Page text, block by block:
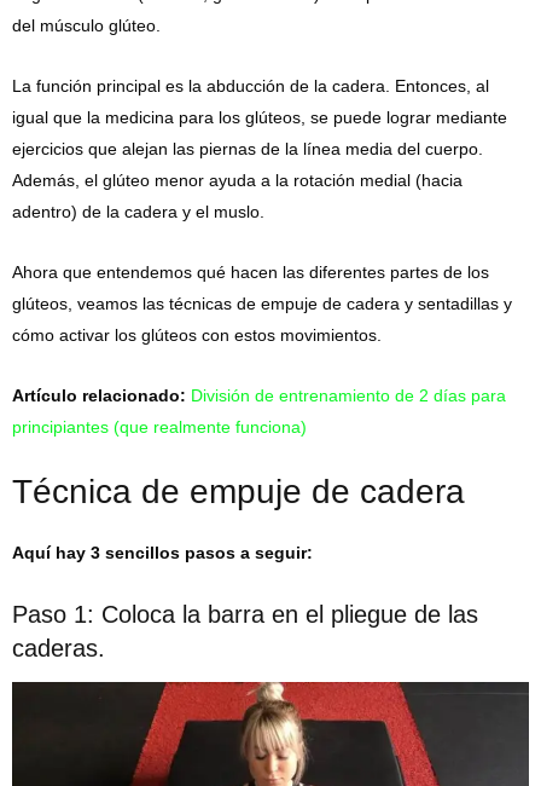
del músculo glúteo.
La función principal es la abducción de la cadera. Entonces, al
igual que la medicina para los glúteos, se puede lograr mediante
ejercicios que alejan las piernas de la línea media del cuerpo.
Además, el glúteo menor ayuda a la rotación medial (hacia
adentro) de la cadera y el muslo.
Ahora que entendemos qué hacen las diferentes partes de los
glúteos, veamos las técnicas de empuje de cadera y sentadillas y
cómo activar los glúteos con estos movimientos.
Artículo relacionado: División de entrenamiento de 2 días para
principiantes (que realmente funciona)
Técnica de empuje de cadera
Aquí hay 3 sencillos pasos a seguir:
Paso 1: Coloca la barra en el pliegue de las
caderas.